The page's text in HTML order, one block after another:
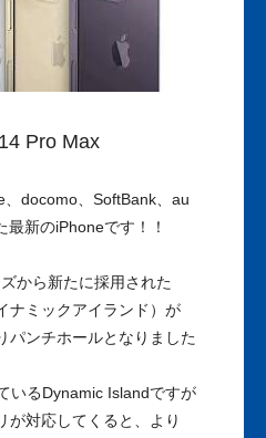
Pro Max
docomo、SoftBank、au
最新のiPhoneです！！
から新たに採用された
ナミックアイランド）が
パンチホールとなりました
いるDynamic Islandですが
が対応してくると、より